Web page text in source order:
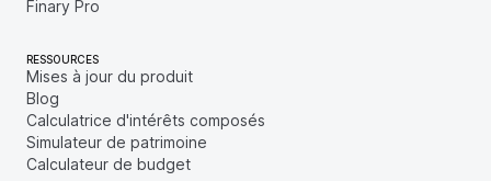
Finary Pro
RESSOURCES
Mises à jour du produit
Blog
Calculatrice d'intérêts composés
Simulateur de patrimoine
Calculateur de budget